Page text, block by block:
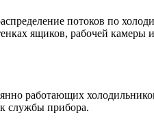
потоков по
ящиков, рабочей
работающих
службы прибора.